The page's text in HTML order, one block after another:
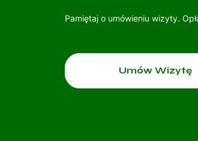
Pamiętaj o umówieniu wizyty.
Umów Wizytę